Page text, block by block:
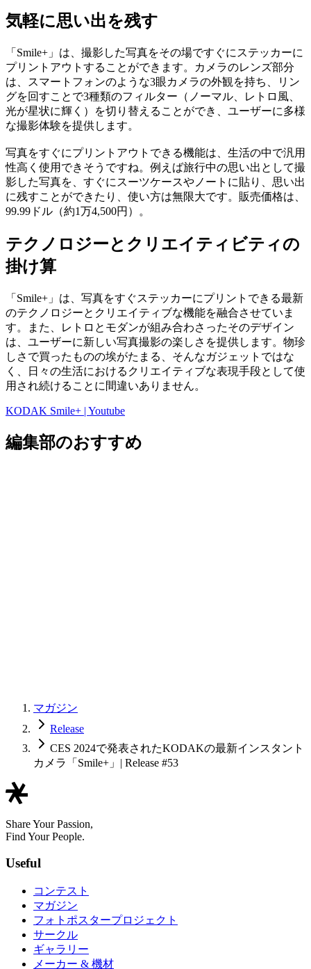
気軽に思い出を残す
「Smile+」は、撮影した写真をその場ですぐにステッカーに
プリントアウトすることができます。カメラのレンズ部分
は、スマートフォンのような3眼カメラの外観を持ち、リン
グを回すことで3種類のフィルター（ノーマル、レトロ風、
光が星状に輝く）を切り替えることができ、ユーザーに多様
な撮影体験を提供します。
写真をすぐにプリントアウトできる機能は、生活の中で汎用
性高く使用できそうですね。例えば旅行中の思い出として撮
影した写真を、すぐにスーツケースやノートに貼り、思い出
に残すことができたり、使い方は無限大です。販売価格は、
99.99ドル（約1万4,500円）。
テクノロジーとクリエイティビティの
掛け算
「Smile+」は、写真をすぐステッカーにプリントできる最新
のテクノロジーとクリエイティブな機能を融合させていま
す。また、レトロとモダンが組み合わさったそのデザイン
は、ユーザーに新しい写真撮影の楽しさを提供します。物珍
しさで買ったものの埃がたまる、そんなガジェットではな
く、日々の生活におけるクリエイティブな表現手段として使
用され続けることに間違いありません。
KODAK Smile+ | Youtube
編集部のおすすめ
マガジン
Release
CES 2024で発表されたKODAKの最新インスタント
カメラ「Smile+」| Release #53
Share Your Passion,
Find Your People.
Useful
コンテスト
マガジン
フォトポスタープロジェクト
サークル
ギャラリー
メーカー & 機材